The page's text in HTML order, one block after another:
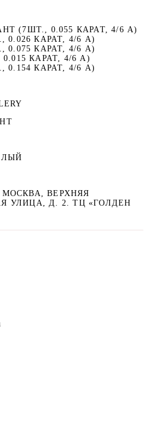
(7ШТ., 0.055 КАРАТ, 4/6 А)
КАРАТ, 4/6 А)
КАРАТ, 4/6 А)
КАРАТ, 4/6 А)
КАРАТ, 4/6 А)
МОСКВА, ВЕРХНЯЯ
УЛИЦА, Д. 2. ТЦ «ГОЛДЕН